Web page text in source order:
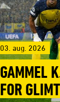
03. aug. 2026
GAMMEL
FOR GLIMT